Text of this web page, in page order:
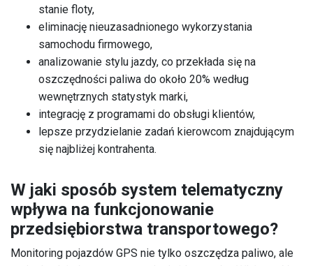
stanie floty,
eliminację nieuzasadnionego wykorzystania
samochodu firmowego,
analizowanie stylu jazdy, co przekłada się na
oszczędności paliwa do około 20% według
wewnętrznych statystyk marki,
integrację z programami do obsługi klientów,
lepsze przydzielanie zadań kierowcom znajdującym
się najbliżej kontrahenta.
W jaki sposób system telematyczny
wpływa na funkcjonowanie
przedsiębiorstwa transportowego?
Monitoring pojazdów GPS nie tylko oszczędza paliwo, ale